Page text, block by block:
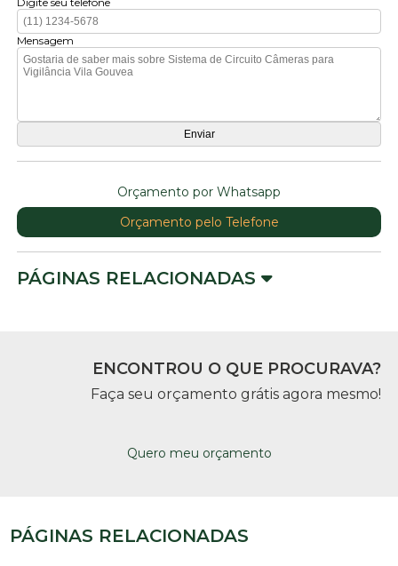
Mensagem
Orçamento por Whatsapp
Orçamento pelo Telefone
PÁGINAS RELACIONADAS
ENCONTROU O QUE PROCURAVA?
Faça seu orçamento grátis agora mesmo!
Quero meu orçamento
PÁGINAS RELACIONADAS